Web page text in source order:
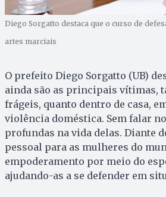
Diego Sorgatto destaca que o curso de
artes marciais
O prefeito Diego Sorgatto (UB)
ainda são as principais vítimas,
frágeis, quanto dentro de casa,
violência doméstica. Sem falar
profundas na vida delas. Diante
pessoal para as mulheres do
empoderamento por meio do
ajudando-as a se defender em